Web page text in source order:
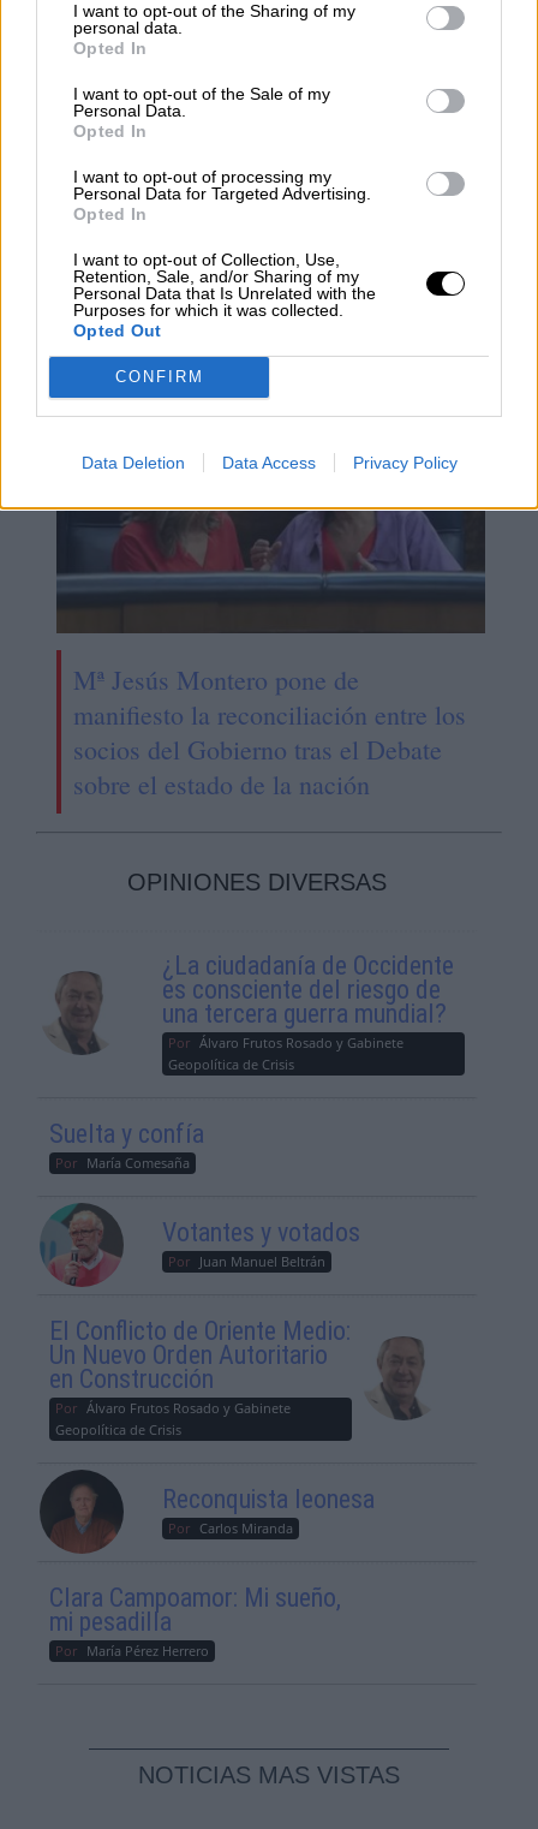
I want to opt-out of the Sharing of my
personal data.
Opted In
I want to opt-out of the Sale of my
Personal Data.
Opted In
I want to opt-out of processing my
Personal Data for Targeted Advertising.
Opted In
I want to opt-out of Collection, Use,
Retention, Sale, and/or Sharing of my
Personal Data that Is Unrelated with the
Purposes for which it was collected.
Opted Out
CONFIRM
Data Deletion Data Access Privacy Policy
España y Alemania coinciden en la
necesidad urgente de reformar el
mercado eléctrico
Mª Jesús Montero pone de
manifiesto la reconciliación entre los
socios del Gobierno tras el Debate
sobre el estado de la nación
OPINIONES DIVERSAS
¿La ciudadanía de Occidente
es consciente del riesgo de
una tercera guerra mundial?
Por Álvaro Frutos Rosado y Gabinete
Geopolítica de Crisis
Suelta y confía
Por María Comesaña
Votantes y votados
Por Juan Manuel Beltrán
El Conflicto de Oriente Medio:
Un Nuevo Orden Autoritario
en Construcción
Por Álvaro Frutos Rosado y Gabinete
Geopolítica de Crisis
Reconquista leonesa
Por Carlos Miranda
Clara Campoamor: Mi sueño,
mi pesadilla
Por María Pérez Herrero
NOTICIAS MAS VISTAS